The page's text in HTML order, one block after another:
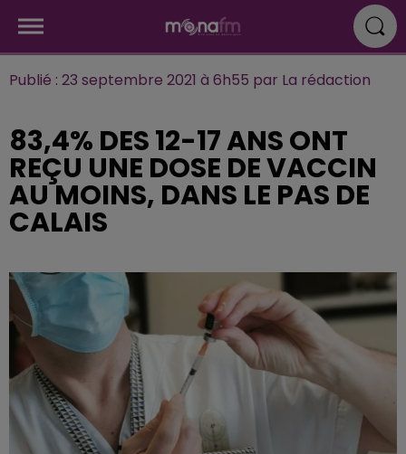
Publié : 23 septembre 2021 à 6h55 par La rédaction
83,4% DES 12-17 ANS ONT
REÇU UNE DOSE DE VACCIN
AU MOINS, DANS LE PAS DE
CALAIS